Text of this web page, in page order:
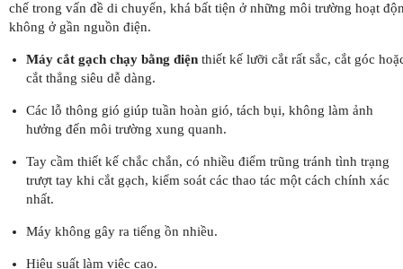
chế trong vấn đề di chuyển, khá bất tiện ở những môi trường hoạt
không ở gần nguồn điện.
Máy cắt gạch chạy bằng điệnthiết kế lưỡi cắt rất sắc, cắt góc
cắt thẳng siêu dễ dàng.
Các lỗ thông gió giúp tuần hoàn gió, tách bụi, không làm ảnh
hưởng đến môi trường xung quanh.
Tay cầm thiết kế chắc chắn, có nhiều điểm trũng tránh tình trạng
trượt tay khi cắt gạch, kiểm soát các thao tác một cách chính xác
nhất.
Máy không gây ra tiếng ồn nhiều.
Hiệu suất làm việc cao.